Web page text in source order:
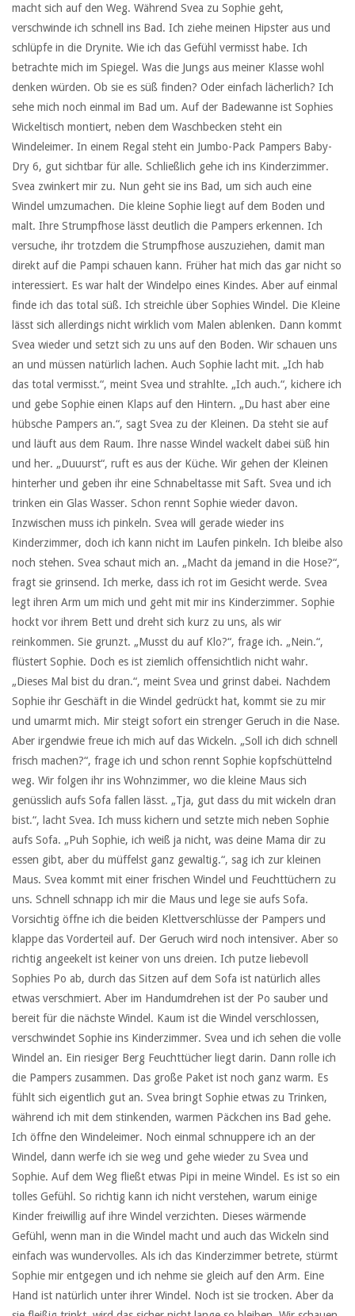
macht sich auf den Weg. Während Svea zu Sophie geht,
verschwinde ich schnell ins Bad. Ich ziehe meinen Hipster aus und
schlüpfe in die Drynite. Wie ich das Gefühl vermisst habe. Ich
betrachte mich im Spiegel. Was die Jungs aus meiner Klasse wohl
denken würden. Ob sie es süß finden? Oder einfach lächerlich? Ich
sehe mich noch einmal im Bad um. Auf der Badewanne ist Sophies
Wickeltisch montiert, neben dem Waschbecken steht ein
Windeleimer. In einem Regal steht ein Jumbo-Pack Pampers Baby-
Dry 6, gut sichtbar für alle. Schließlich gehe ich ins Kinderzimmer.
Svea zwinkert mir zu. Nun geht sie ins Bad, um sich auch eine
Windel umzumachen. Die kleine Sophie liegt auf dem Boden und
malt. Ihre Strumpfhose lässt deutlich die Pampers erkennen. Ich
versuche, ihr trotzdem die Strumpfhose auszuziehen, damit man
direkt auf die Pampi schauen kann. Früher hat mich das gar nicht so
interessiert. Es war halt der Windelpo eines Kindes. Aber auf einmal
finde ich das total süß. Ich streichle über Sophies Windel. Die Kleine
lässt sich allerdings nicht wirklich vom Malen ablenken. Dann kommt
Svea wieder und setzt sich zu uns auf den Boden. Wir schauen uns
an und müssen natürlich lachen. Auch Sophie lacht mit. „Ich hab
das total vermisst.“, meint Svea und strahlte. „Ich auch.“, kichere ich
und gebe Sophie einen Klaps auf den Hintern. „Du hast aber eine
hübsche Pampers an.“, sagt Svea zu der Kleinen. Da steht sie auf
und läuft aus dem Raum. Ihre nasse Windel wackelt dabei süß hin
und her. „Duuurst“, ruft es aus der Küche. Wir gehen der Kleinen
hinterher und geben ihr eine Schnabeltasse mit Saft. Svea und ich
trinken ein Glas Wasser. Schon rennt Sophie wieder davon.
Inzwischen muss ich pinkeln. Svea will gerade wieder ins
Kinderzimmer, doch ich kann nicht im Laufen pinkeln. Ich bleibe also
noch stehen. Svea schaut mich an. „Macht da jemand in die Hose?“,
fragt sie grinsend. Ich merke, dass ich rot im Gesicht werde. Svea
legt ihren Arm um mich und geht mit mir ins Kinderzimmer. Sophie
hockt vor ihrem Bett und dreht sich kurz zu uns, als wir
reinkommen. Sie grunzt. „Musst du auf Klo?“, frage ich. „Nein.“,
flüstert Sophie. Doch es ist ziemlich offensichtlich nicht wahr.
„Dieses Mal bist du dran.“, meint Svea und grinst dabei. Nachdem
Sophie ihr Geschäft in die Windel gedrückt hat, kommt sie zu mir
und umarmt mich. Mir steigt sofort ein strenger Geruch in die Nase.
Aber irgendwie freue ich mich auf das Wickeln. „Soll ich dich schnell
frisch machen?“, frage ich und schon rennt Sophie kopfschüttelnd
weg. Wir folgen ihr ins Wohnzimmer, wo die kleine Maus sich
genüsslich aufs Sofa fallen lässt. „Tja, gut dass du mit wickeln dran
bist.“, lacht Svea. Ich muss kichern und setzte mich neben Sophie
aufs Sofa. „Puh Sophie, ich weiß ja nicht, was deine Mama dir zu
essen gibt, aber du müffelst ganz gewaltig.“, sag ich zur kleinen
Maus. Svea kommt mit einer frischen Windel und Feuchttüchern zu
uns. Schnell schnapp ich mir die Maus und lege sie aufs Sofa.
Vorsichtig öffne ich die beiden Klettverschlüsse der Pampers und
klappe das Vorderteil auf. Der Geruch wird noch intensiver. Aber so
richtig angeekelt ist keiner von uns dreien. Ich putze liebevoll
Sophies Po ab, durch das Sitzen auf dem Sofa ist natürlich alles
etwas verschmiert. Aber im Handumdrehen ist der Po sauber und
bereit für die nächste Windel. Kaum ist die Windel verschlossen,
verschwindet Sophie ins Kinderzimmer. Svea und ich sehen die volle
Windel an. Ein riesiger Berg Feuchttücher liegt darin. Dann rolle ich
die Pampers zusammen. Das große Paket ist noch ganz warm. Es
fühlt sich eigentlich gut an. Svea bringt Sophie etwas zu Trinken,
während ich mit dem stinkenden, warmen Päckchen ins Bad gehe.
Ich öffne den Windeleimer. Noch einmal schnuppere ich an der
Windel, dann werfe ich sie weg und gehe wieder zu Svea und
Sophie. Auf dem Weg fließt etwas Pipi in meine Windel. Es ist so ein
tolles Gefühl. So richtig kann ich nicht verstehen, warum einige
Kinder freiwillig auf ihre Windel verzichten. Dieses wärmende
Gefühl, wenn man in die Windel macht und auch das Wickeln sind
einfach was wundervolles. Als ich das Kinderzimmer betrete, stürmt
Sophie mir entgegen und ich nehme sie gleich auf den Arm. Eine
Hand ist natürlich unter ihrer Windel. Noch ist sie trocken. Aber da